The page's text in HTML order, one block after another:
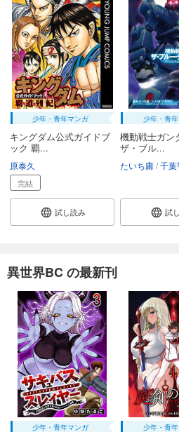
少年・青年マンガ
キングダム公式ガイドブ
ック 覇...
原泰久
完結
試し読み
少年・青
機動戦士ガン
ザ・ブル...
たいち庸 千葉智宏
試
異世界BC の最新刊
少年・青年マンガ 少年・青